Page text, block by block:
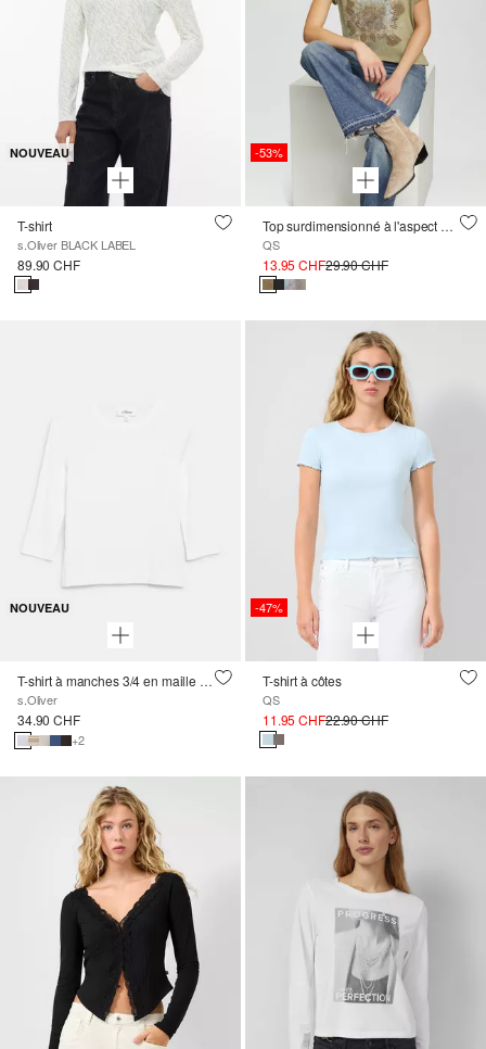
NOUVEAU
T-shirt
s.Oliver BLACK LABEL
89.90 CHF
-53%
Top surdimensionné à l'aspect délavé avec un imprimé sur le devant
QS
13.95 CHF29.90 CHF
NOUVEAU
T-shirt à manches 3/4 en maille côtelée, coupe ajustée
s.Oliver
34.90 CHF
+2
-47%
T-shirt à côtes
QS
11.95 CHF22.90 CHF